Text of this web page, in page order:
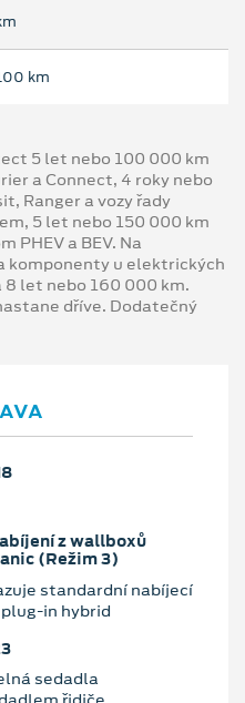
km
5 let nebo 100 000 km
a Connect, 4 roky nebo
Ranger a vozy řady
5 let nebo 150 000 km
PHEV a BEV. Na
komponenty u elektrických
let nebo 160 000 km.
dříve. Dodatečný
z wallboxů
(Režim 3)
standardní nabíjecí
in hybrid
sedadla